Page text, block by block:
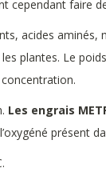
cependant faire
acides
plantes. Le
Les engrais
présent